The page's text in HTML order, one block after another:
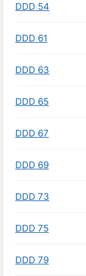
DDD 54
DDD 61
DDD 63
DDD 65
DDD 67
DDD 69
DDD 73
DDD 75
DDD 79